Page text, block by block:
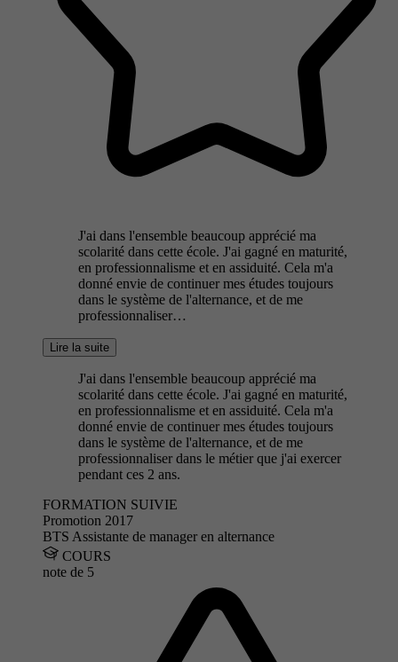
J'ai dans l'ensemble beaucoup apprécié ma
scolarité dans cette école. J'ai gagné en maturité,
en professionnalisme et en assiduité. Cela m'a
donné envie de continuer mes études toujours
dans le système de l'alternance, et de me
professionnaliser…
Lire la suite
J'ai dans l'ensemble beaucoup apprécié ma
scolarité dans cette école. J'ai gagné en maturité,
en professionnalisme et en assiduité. Cela m'a
donné envie de continuer mes études toujours
dans le système de l'alternance, et de me
professionnaliser dans le métier que j'ai exercer
pendant ces 2 ans.
FORMATION SUIVIE
Promotion 2017
BTS Assistante de manager en alternance
COURS
note de 5